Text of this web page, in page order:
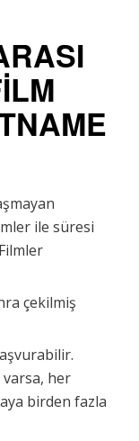
ile süresi
çekilmiş
her
birden fazla